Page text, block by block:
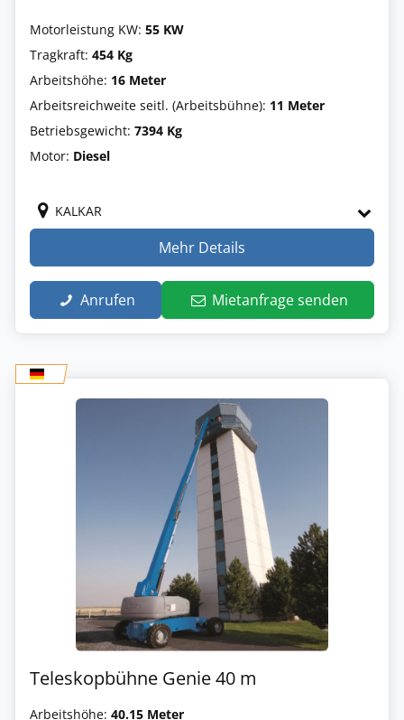
Motorleistung KW: 55 KW
Tragkraft: 454 Kg
Arbeitshöhe: 16 Meter
Arbeitsreichweite seitl. (Arbeitsbühne): 11 Meter
Betriebsgewicht: 7394 Kg
Motor: Diesel
KALKAR
Mehr Details
Anrufen Mietanfrage senden
Teleskopbühne Genie 40 m
Arbeitshöhe: 40.15 Meter